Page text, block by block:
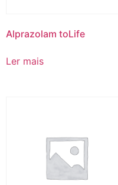
Alprazolam toLife
Ler mais